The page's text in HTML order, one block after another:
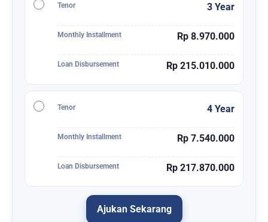
Tenor 3 Year
Monthly Installment Rp 8.970.000
Loan Disbursement Rp 215.010.000
Tenor 4 Year
Monthly Installment Rp 7.540.000
Loan Disbursement Rp 217.870.000
Ajukan Sekarang